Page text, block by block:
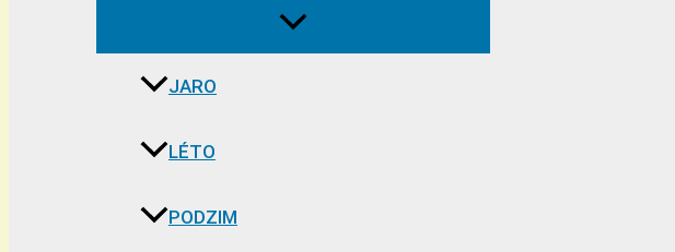
JARO
LÉTO
PODZIM